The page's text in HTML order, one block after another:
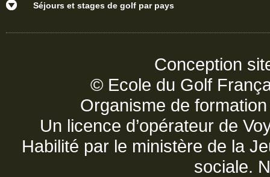
Séjours et stages de golf par pays
Conception
© Ecole du Golf
Organisme de
Un licence d’opérateur de
Habilité par le ministère de la
sociale.